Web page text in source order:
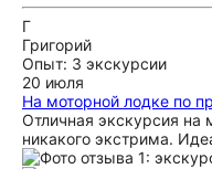
Г
Григорий
Опыт: 3 экскурсии
20 июля
На моторной лодке по
Отличная экскурсия
никакого экстрима.